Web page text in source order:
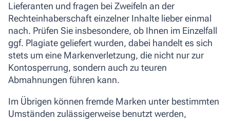
Lieferanten und fragen bei Zweifeln an der
Rechteinhaberschaft einzelner Inhalte lieber einmal
nach. Prüfen Sie insbesondere, ob Ihnen im Einzelfall
ggf. Plagiate geliefert wurden, dabei handelt es sich
stets um eine Markenverletzung, die nicht nur zur
Kontosperrung, sondern auch zu teuren
Abmahnungen führen kann.
Im Übrigen können fremde Marken unter bestimmten
Umständen zulässigerweise benutzt werden,